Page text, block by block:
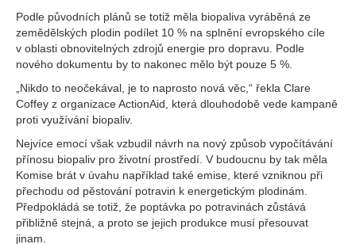
Podle původních plánů se totiž měla biopaliva vyráběná ze
zemědělských plodin podílet 10 % na splnění evropského cíle
v oblasti obnovitelných zdrojů energie pro dopravu. Podle
nového dokumentu by to nakonec mělo být pouze 5 %.
„Nikdo to neočekával, je to naprosto nová věc,“ řekla Clare
Coffey z organizace ActionAid, která dlouhodobě vede kampaně
proti využívání biopaliv.
Nejvíce emocí však vzbudil návrh na nový způsob vypočítávání
přínosu biopaliv pro životní prostředí. V budoucnu by tak měla
Komise brát v úvahu například také emise, které vzniknou při
přechodu od pěstování potravin k energetickým plodinám.
Předpokládá se totiž, že poptávka po potravinách zůstává
přibližně stejná, a proto se jejich produkce musí přesouvat
jinam.